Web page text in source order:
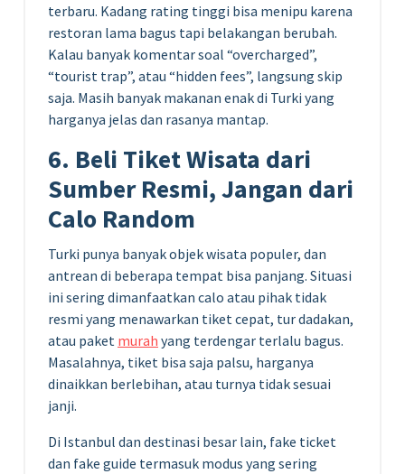
terbaru. Kadang rating tinggi bisa menipu karena
restoran lama bagus tapi belakangan berubah.
Kalau banyak komentar soal “overcharged”,
“tourist trap”, atau “hidden fees”, langsung skip
saja. Masih banyak makanan enak di Turki yang
harganya jelas dan rasanya mantap.
6. Beli Tiket Wisata dari
Sumber Resmi, Jangan dari
Calo Random
Turki punya banyak objek wisata populer, dan
antrean di beberapa tempat bisa panjang. Situasi
ini sering dimanfaatkan calo atau pihak tidak
resmi yang menawarkan tiket cepat, tur dadakan,
atau paket murah yang terdengar terlalu bagus.
Masalahnya, tiket bisa saja palsu, harganya
dinaikkan berlebihan, atau turnya tidak sesuai
janji.
Di Istanbul dan destinasi besar lain, fake ticket
dan fake guide termasuk modus yang sering